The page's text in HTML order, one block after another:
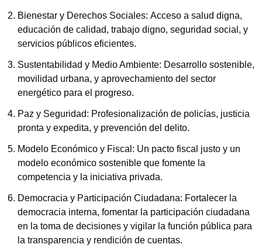
Bienestar y Derechos Sociales: Acceso a salud digna,
educación de calidad, trabajo digno, seguridad social, y
servicios públicos eficientes.
Sustentabilidad y Medio Ambiente: Desarrollo sostenible,
movilidad urbana, y aprovechamiento del sector
energético para el progreso.
Paz y Seguridad: Profesionalización de policías, justicia
pronta y expedita, y prevención del delito.
Modelo Económico y Fiscal: Un pacto fiscal justo y un
modelo económico sostenible que fomente la
competencia y la iniciativa privada.
Democracia y Participación Ciudadana: Fortalecer la
democracia interna, fomentar la participación ciudadana
en la toma de decisiones y vigilar la función pública para
la transparencia y rendición de cuentas.